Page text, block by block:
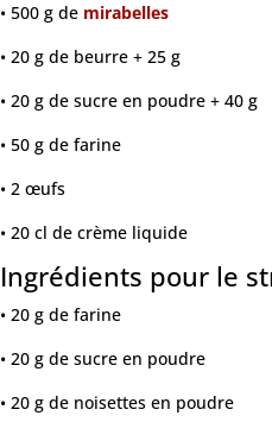
• 500 g de mirabelles
• 20 g de beurre + 25 g
• 20 g de sucre en poudre + 40 g
• 50 g de farine
• 2 œufs
• 20 cl de crème liquide
Ingrédients pour le
• 20 g de farine
• 20 g de sucre en poudre
• 20 g de noisettes en poudre